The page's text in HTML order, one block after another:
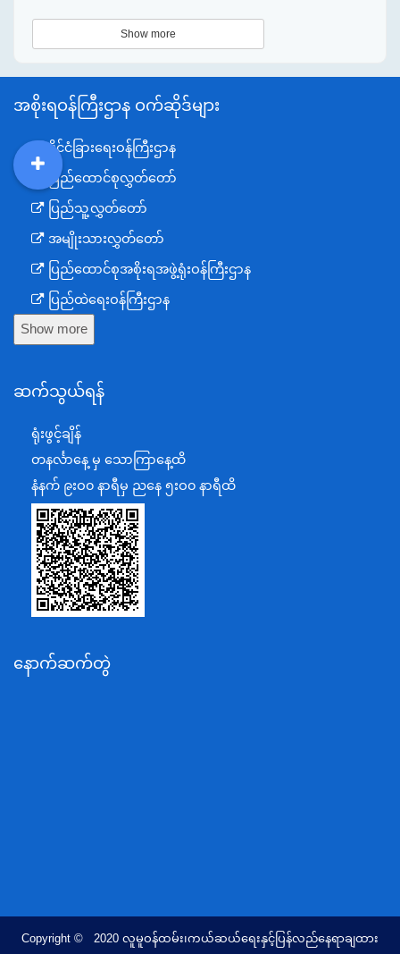
Show more
အစိုးရဝန်ကြီးဌာန ဝက်ဆိုဒ်များ
နိုင်ငံခြားရေးဝန်ကြီးဌာန
ပြည်ထောင်စုလွှတ်တော်
ပြည်သူ့လွှတ်တော်
အမျိုးသားလွှတ်တော်
ပြည်ထောင်စုအစိုးရအဖွဲ့ရုံးဝန်ကြီးဌာန
ပြည်ထဲရေးဝန်ကြီးဌာန
ကာကွယ်ရေးဝန်ကြီးဌာန
စီမံကိန်း၊ဘဏ္ဍာရေးနှင့်စက်မှုဝန်ကြီးဌာန
အပြည်ပြည်ဆိုင်ရာပူးပေါင်းဆောင်ရွက်ရေးဝန်ကြီးဌာန
ပြန်ကြားရေးဝန်ကြီးဌာန
သာသနာရေးနှင့် ယဉ်ကျေးမှုဝန်ကြီးဌာန
စိုက်ပျိုးရေး၊မွေးမြူရေးနှင့်ဆည်မြောင်းဝန်ကြီးဌာန
ပို့ဆောင်ရေးနှင့်ဆက်သွယ်ရေးဝန်ကြီးဌာန
သယံဇာတနှင့်ပတ်ဝန်းကျင်ထိန်းသိမ်းရေးဝန်ကြီးဌာန
အလုပ်သမား၊လူဝင်မှုကြီးကြပ်ရေးနှင့်ပြည်သူ့အင်အား
တိုင်းရင်းသားလူမျိုးရေးရာဝန်ကြီးဌာန
Show more
ဆက်သွယ်ရန်
ရုံးဖွင့်ချိန်
တနင်္လာနေ့ မှ သောကြာနေ့ထိ
နံနက် ၉းဝ၀ နာရီမှ ညနေ ၅းဝ၀ နာရီထိ
နောက်ဆက်တွဲ
Copyright © 2020 လူမူဝန်ထမ်း၊ကယ်ဆယ်ရေးနှင့်ပြန်လည်နေရာချထား
DDM